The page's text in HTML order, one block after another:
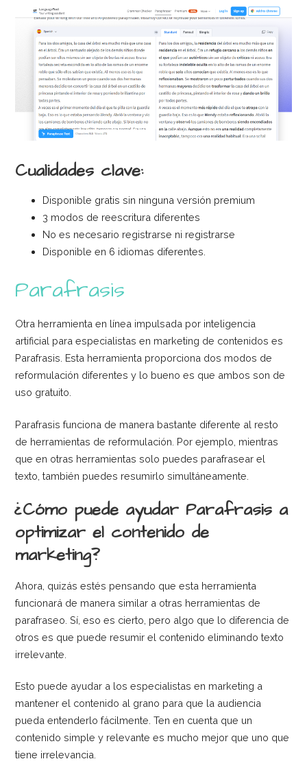
Cualidades clave:
Disponible gratis sin ninguna versión premium
3 modos de reescritura diferentes
No es necesario registrarse ni registrarse
Disponible en 6 idiomas diferentes.
Parafrasis
Otra herramienta en línea impulsada por inteligencia
artificial para especialistas en marketing de contenidos es
Parafrasis. Esta herramienta proporciona dos modos de
reformulación diferentes y lo bueno es que ambos son de
uso gratuito.
Parafrasis funciona de manera bastante diferente al resto
de herramientas de reformulación. Por ejemplo, mientras
que en otras herramientas solo puedes parafrasear el
texto, también puedes resumirlo simultáneamente.
¿Cómo puede ayudar Parafrasis a
optimizar el contenido de
marketing?
Ahora, quizás estés pensando que esta herramienta
funcionará de manera similar a otras herramientas de
parafraseo. Sí, eso es cierto, pero algo que lo diferencia de
otros es que puede resumir el contenido eliminando texto
irrelevante.
Esto puede ayudar a los especialistas en marketing a
mantener el contenido al grano para que la audiencia
pueda entenderlo fácilmente. Ten en cuenta que un
contenido simple y relevante es mucho mejor que uno que
tiene irrelevancia.